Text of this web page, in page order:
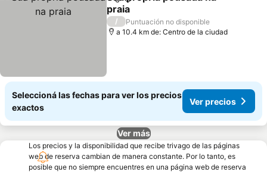
CompartirAñadir a favoritos
praia
/
Puntuación no disponible
a 10.4 km de: Centro de la ciudad
Seleccioná las fechas para ver los precios
exactos
Ver precios
Ver más
Los precios y la disponibilidad que recibe trivago de las páginas
web de reserva cambian de manera constante. Por lo tanto, es
posible que no siempre encuentres en una página web de reserva